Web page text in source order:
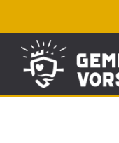
naar
inhoud